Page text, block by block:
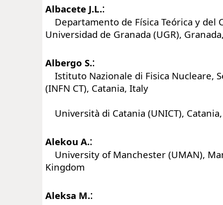
Albacete J.L.:
Departamento de Física Teórica y del
Universidad de Granada (UGR),
Albergo S.:
Istituto Nazionale di Fisica Nucleare,
(INFN CT), Catania, Italy
Università di Catania (UNICT),
Alekou A.:
University of Manchester (UMAN),
Kingdom
Aleksa M.: